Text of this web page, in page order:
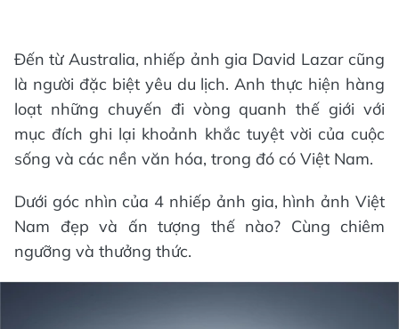
Đến từ Australia, nhiếp ảnh gia David Lazar cũng
là người đặc biệt yêu du lịch. Anh thực hiện hàng
loạt những chuyến đi vòng quanh thế giới với
mục đích ghi lại khoảnh khắc tuyệt vời của cuộc
sống và các nền văn hóa, trong đó có Việt Nam.
Dưới góc nhìn của 4 nhiếp ảnh gia, hình ảnh Việt
Nam đẹp và ấn tượng thế nào? Cùng chiêm
ngưỡng và thưởng thức.